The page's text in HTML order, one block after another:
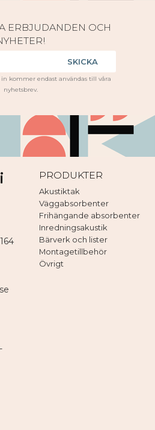
ERBJUDANDEN OCH
SKICKA
kommer endast användas till våra
nyhetsbrev.
PRODUKTER
Akustiktak
Väggabsorbenter
Frihängande absorbenter
Inredningsakustik
Bärverk och lister
Montagetillbehör
Övrigt